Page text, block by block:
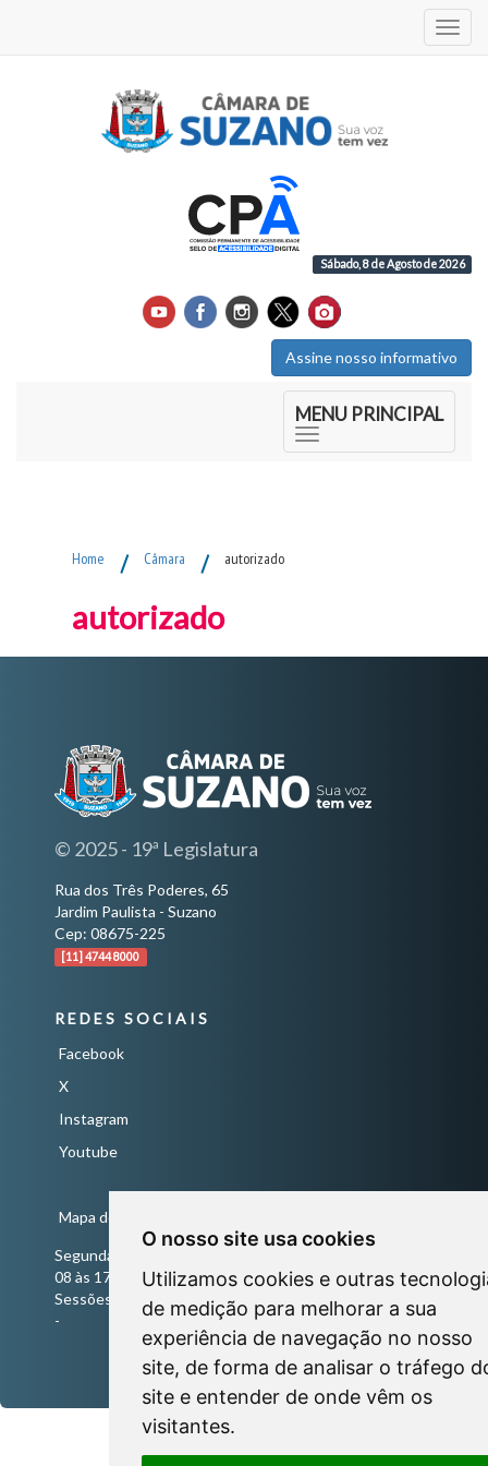
O nosso site usa cookies
Utilizamos cookies e outras
de medição para melhorar a sua
experiência de navegação no nosso
site, de forma de analisar o tráfego
site e entender de onde vêm os
visitantes.
Sábado, 8 de Agosto de 2026
Assine nosso informativo
MENU PRINCIPAL
Home / Câmara / autorizado
autorizado
© 2025 - 19ª Legislatura
Rua dos Três Poderes, 65
Jardim Paulista - Suzano
Cep: 08675-225
[11] 4744 8000
REDES SOCIAIS
Facebook
X
Instagram
Youtube
Mapa do Site
Segunda a Sexta-Feira
08 às 17 horas
Sessões Ordinárias todas às quartas-feiras às 18 horas
-